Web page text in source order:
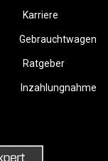
Karriere
Gebrauchtwagen
Ratgeber
Inzahlungnahme